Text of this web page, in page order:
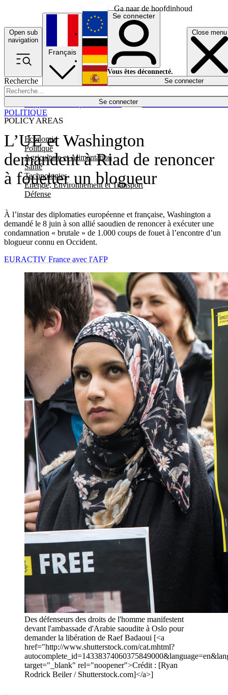
Ga naar de hoofdinhoud
Open sub
navigation
Close menu
Recherche
Se connecter
POLICY AREAS
Economie
Politique
Agriculture et Alimentation
Santé
Technologies
Energie, Environnement et Transport
Défense
Économie
Français
English
Deutsch
Español
Se connecter
Vous êtes déconnecté.
Se connecter
L’UE et Washington
demandent à Riad de renoncer
à fouetter un blogueur
À l’instar des diplomaties européenne et française, Washington a
demandé le 8 juin à son allié saoudien de renoncer à exécuter une
condamnation « brutale » de 1.000 coups de fouet à l’encontre d’un
blogueur connu en Occident.
POLITIQUE
EURACTIV France avec l'AFP
Des défenseurs des droits de l'homme manifestent
devant l'ambassade d'Arabie saoudite à Oslo pour
demander la libération de Raef Badaoui [<a
href="http://www.shutterstock.com/cat.mhtml?
target="_blank" rel="noopener">Crédit : [Ryan
Rodrick Beiler / Shutterstock.com]</a>]